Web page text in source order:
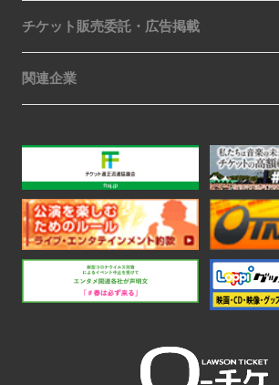
チケット販売委託・広告掲載
関連企業